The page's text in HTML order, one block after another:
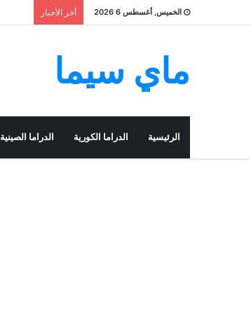
الخميس, أغسطس 6 2026 أخر الأخبار
ماي سيما
الرئيسية الدراما الكورية الدراما الصينية